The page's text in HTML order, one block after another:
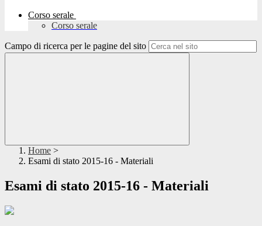
Corso serale
Corso serale
Campo di ricerca per le pagine del sito
Home >
Esami di stato 2015-16 - Materiali
Esami di stato 2015-16 - Materiali